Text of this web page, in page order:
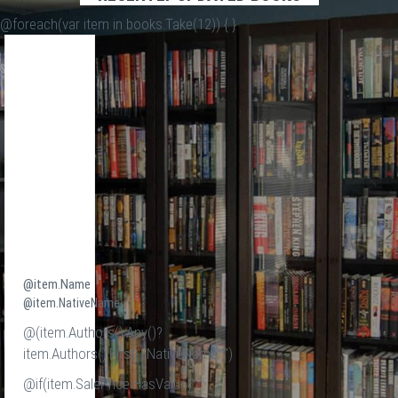
@foreach(var item in books.Take(12)) {}
@item.Name
@item.NativeName
@(item.Authors().Any()?
item.Authors().First().NativeName:"")
@if(item.SalePrice.HasValue)